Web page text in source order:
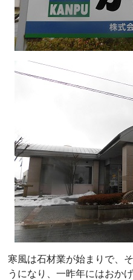
寒風は石材業が始まりで、
うになり、一昨年にはおか